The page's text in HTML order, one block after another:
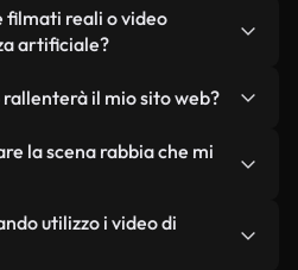
filmati reali o video
artificiale?
persone, relativi a rabbia,
artificiale.
etichettato, così saprai
il mio sito web?
versioni ottimizzate.
e pronti per il web,
riducono al minimo i
migliorano parametri
la scena rabbia che mi
utilizzando Coverr AI
la scena, ad esempio
utilizzo i video di